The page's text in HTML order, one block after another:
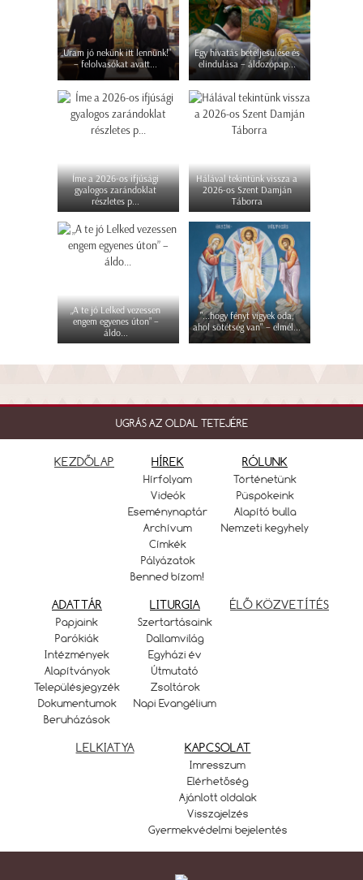
„Uram jó nekünk itt lennünk!”
– felolvasókat avatt...
Egy hivatás beteljesülése és
elindulása – áldozópap...
Íme a 2026-os ifjúsági
gyalogos zarándoklat
részletes p...
Hálával tekintünk vissza a
2026-os Szent Damján
Táborra
„A te jó Lelked vezessen
engem egyenes úton” –
áldo...
"...hogy fényt vigyek oda,
ahol sötétség van" – elmél...
UGRÁS AZ OLDAL TETEJÉRE
KEZDŐLAP HÍREK
Hírfolyam
Videók
Eseménynaptár
Archívum
Címkék
Pályázatok
Benned bízom!
RÓLUNK
Történetünk
Püspökeink
Alapító bulla
Nemzeti kegyhely
ADATTÁR
Papjaink
Parókiák
Intézmények
Alapítványok
Településjegyzék
Dokumentumok
Beruházások
LITURGIA
Szertartásaink
Dallamvilág
Egyházi év
Útmutató
Zsoltárok
Napi Evangélium
ÉLŐ KÖZVETÍTÉS
LELKIATYA KAPCSOLAT
Imresszum
Elérhetőség
Ajánlott oldalak
Visszajelzés
Gyermekvédelmi bejelentés